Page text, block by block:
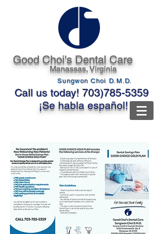
Good Choi's Dental Care
Manassas, Virginia
Sungwon Choi D.M.D.
Call us today!703)785-5359
¡Se habla español!